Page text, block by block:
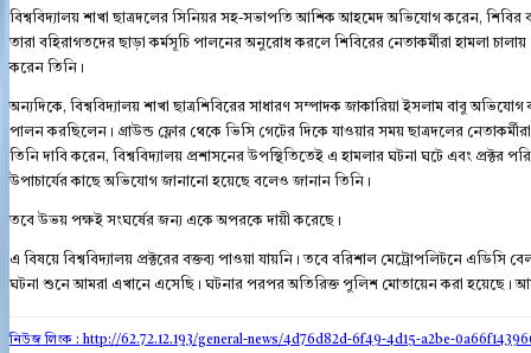
বিশ্ববিদ্যালয় শাখা ছাত্রদলের সিনিয়র সহ-সভাপতি আশিক আহমেদ অভিযোগ করেন, শিবির
তারা বহিরাগতদের ছাড়া কর্মসূচি পালনের অনুরোধ করলে শিবিরের নেতাকর্মীরা হামলা
করেন তিনি।
অন্যদিকে, বিশ্ববিদ্যালয় শাখা ছাত্রশিবিরের সাধারণ সম্পাদক জাকারিয়া ইসলাম বাবু
পালন করছিলেন। গ্রাউন্ড ফ্লোর থেকে ভিসি গেটের দিকে যাওয়ার সময় ছাত্রদলের
তিনি দাবি করেন, বিশ্ববিদ্যালয় প্রশাসনের উপস্থিতিতেই এ হামলার ঘটনা ঘটে এবং প্রক্টর
উপাচার্যের কাছে অভিযোগ জানানো হয়েছে বলেও জানান তিনি।
তবে উভয় পক্ষই সংঘর্ষের জন্য একে অপরকে দায়ী করেছে।
এ বিষয়ে বিশ্ববিদ্যালয় প্রক্টরের বক্তব্য পাওয়া যায়নি। তবে বরিশাল মেট্রোপলিটনে এডিসি
ঘটনা শুনে আমরা এখানে এসেছি। ঘটনার পরপর অতিরিক্ত পুলিশ মোতায়েন করা হয়েছে।
নিউজ লিংক : http://62.72.12.193/general-news/4d76d82d-6f49-4d15-a2be-